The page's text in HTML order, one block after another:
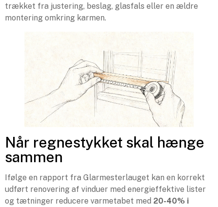
trækket fra justering, beslag, glasfals eller en ældre
montering omkring karmen.
Når regnestykket skal hænge
sammen
Ifølge en rapport fra Glarmesterlauget kan en korrekt
udført renovering af vinduer med energieffektive lister
og tætninger reducere varmetabet med 20-40% i